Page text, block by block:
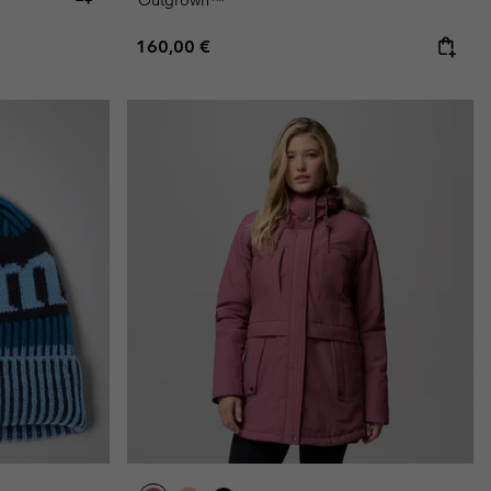
Regular price:
160,00 €